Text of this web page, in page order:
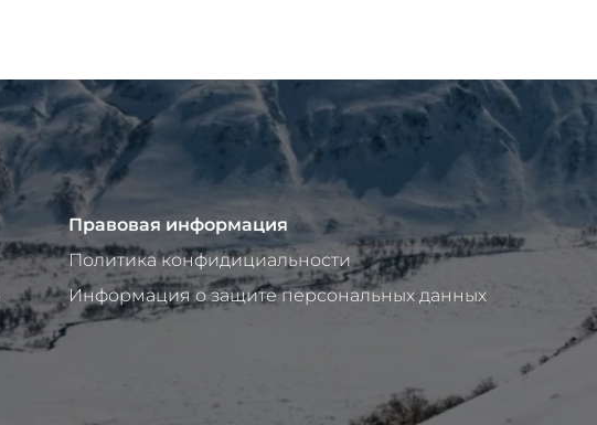
Правовая информация
Политика конфидициальности
Информация о защите персональных данных